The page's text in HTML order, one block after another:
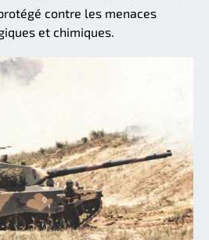
contre les menaces
et chimiques.